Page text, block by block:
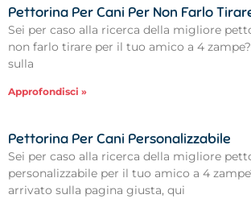
Pettorina Per Cani Per Non Farlo
Sei per caso alla ricerca della migliore
non farlo tirare per il tuo amico a 4
sulla
Approfondisci »
Pettorina Per Cani Personalizzabile
Sei per caso alla ricerca della migliore
personalizzabile per il tuo amico a 4
arrivato sulla pagina giusta, qui